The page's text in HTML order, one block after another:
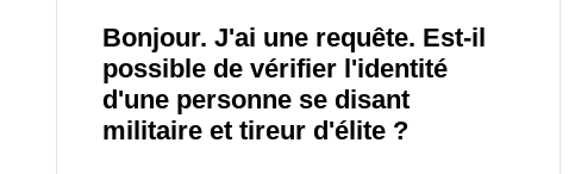
Bonjour. J'ai une requête. Est-il
possible de vérifier l'identité
d'une personne se disant
militaire et tireur d'élite ?